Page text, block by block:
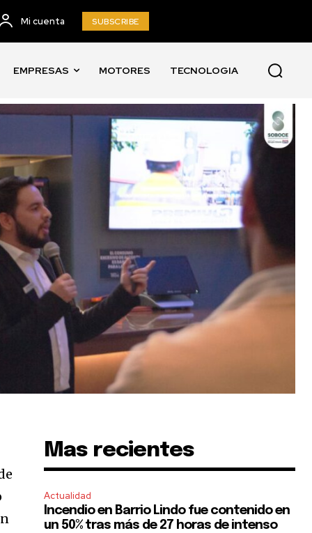
Mi cuenta SUBSCRIBE
EMPRESAS MOTORES TECNOLOGIA
Mas recientes
Actualidad
Incendio en Barrio Lindo fue contenido en
un 50% tras más de 27 horas de intenso